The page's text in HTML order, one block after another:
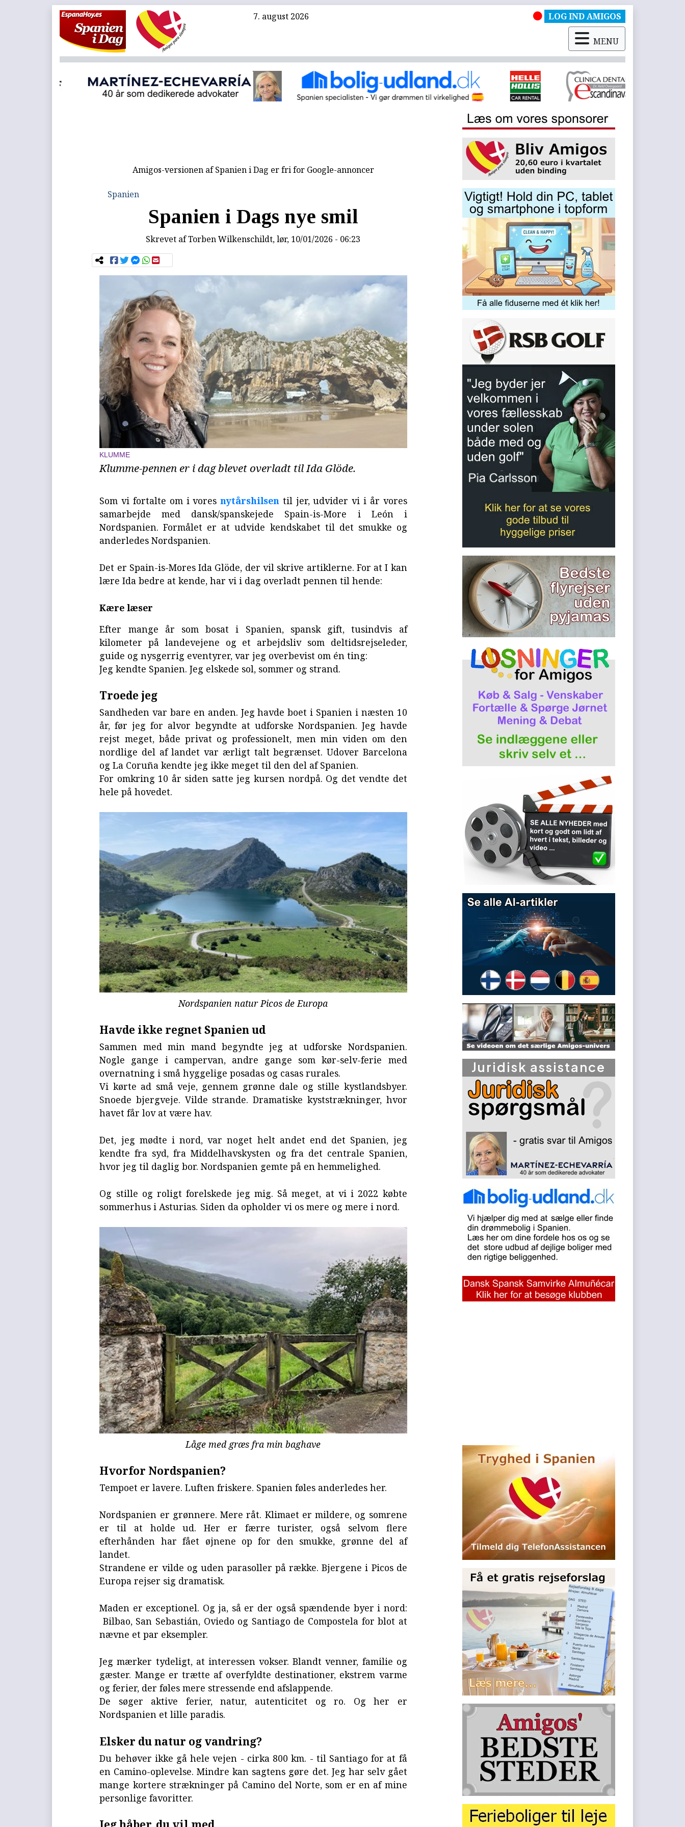
7. august 2026 LOG IND AMIGOS
MENU
Amigos-versionen af Spanien i Dag er fri for Google-annoncer
Spanien
Spanien i Dags nye smil
Skrevet afTorben Wilkenschildt, lør, 10/01/2026 - 06:23
KLUMME
Klumme-pennen er i dag blevet overladt til Ida Glöde.
Som vi fortalte om i voresnytårshilsen til jer, udvider vi i år vores
samarbejde med dansk/spanskejede Spain-is-More i León i
Nordspanien. Formålet er at udvide kendskabet til det smukke og
anderledes Nordspanien.
Det er Spain-is-Mores Ida Glöde, der vil skrive artiklerne. For at I kan
lære Ida bedre at kende, har vi i dag overladt pennen til hende:
Kære læser
Efter mange år som bosat i Spanien, spansk gift, tusindvis af
kilometer på landevejene og et arbejdsliv som deltidsrejseleder,
guide og nysgerrig eventyrer, var jeg overbevist om én ting:
Jeg kendte Spanien. Jeg elskede sol, sommer og strand.
Troede jeg
Sandheden var bare en anden. Jeg havde boet i Spanien i næsten 10
år, før jeg for alvor begyndte at udforske Nordspanien. Jeg havde
rejst meget, både privat og professionelt, men min viden om den
nordlige del af landet var ærligt talt begrænset. Udover Barcelona
og La Coruña kendte jeg ikke meget til den del af Spanien.
For omkring 10 år siden satte jeg kursen nordpå. Og det vendte det
hele på hovedet.
Nordspanien natur Picos de Europa
Havde ikke regnet Spanien ud
Sammen med min mand begyndte jeg at udforske Nordspanien.
Nogle gange i campervan, andre gange som kør-selv-ferie med
overnatning i små hyggelige posadas og casas rurales.
Vi kørte ad små veje, gennem grønne dale og stille kystlandsbyer.
Snoede bjergveje. Vilde strande. Dramatiske kyststrækninger, hvor
havet får lov at være hav.
Det, jeg mødte i nord, var noget helt andet end det Spanien, jeg
kendte fra syd, fra Middelhavskysten og fra det centrale Spanien,
hvor jeg til daglig bor. Nordspanien gemte på en hemmelighed.
Og stille og roligt forelskede jeg mig. Så meget, at vi i 2022 købte
sommerhus i Asturias. Siden da opholder vi os mere og mere i nord.
Låge med græs fra min baghave
Hvorfor Nordspanien?
Tempoet er lavere. Luften friskere. Spanien føles anderledes her.
Nordspanien er grønnere. Mere råt. Klimaet er mildere, og somrene
er til at holde ud. Her er færre turister, også selvom flere
efterhånden har fået øjnene op for den smukke, grønne del af
landet.
Strandene er vilde og uden parasoller på række. Bjergene i Picos de
Europa rejser sig dramatisk.
Maden er exceptionel. Og ja, så er der også spændende byer i nord:
Bilbao, San Sebastián, Oviedo og Santiago de Compostela for blot at
nævne et par eksempler.
Jeg mærker tydeligt, at interessen vokser. Blandt venner, familie og
gæster. Mange er trætte af overfyldte destinationer, ekstrem varme
og ferier, der føles mere stressende end afslappende.
De søger aktive ferier, natur, autenticitet og ro. Og her er
Nordspanien et lille paradis.
Elsker du natur og vandring?
Du behøver ikke gå hele vejen - cirka 800 km. - til Santiago for at få
en Camino-oplevelse. Mindre kan sagtens gøre det. Jeg har selv gået
mange kortere strækninger på Camino del Norte, som er en af mine
personlige favoritter.